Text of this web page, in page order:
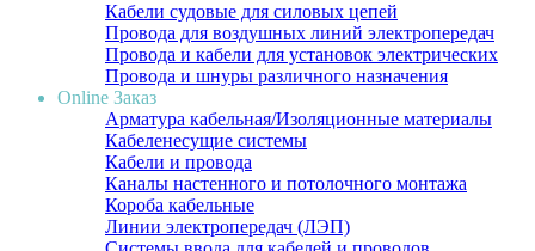
Кабели судовые для силовых цепей
Провода для воздушных линий электропередач
Провода и кабели для установок электрических
Провода и шнуры различного назначения
Online Заказ
Арматура кабельная/Изоляционные материалы
Кабеленесущие системы
Кабели и провода
Каналы настенного и потолочного монтажа
Короба кабельные
Линии электропередач (ЛЭП)